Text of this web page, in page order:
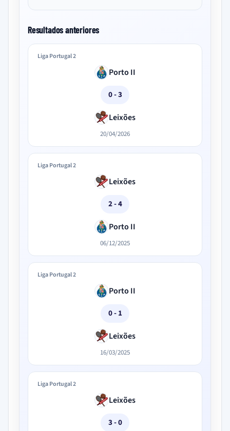
Resultados anteriores
Liga Portugal 2
Porto II
0 - 3
Leixões
20/04/2026
Liga Portugal 2
Leixões
2 - 4
Porto II
06/12/2025
Liga Portugal 2
Porto II
0 - 1
Leixões
16/03/2025
Liga Portugal 2
Leixões
3 - 0